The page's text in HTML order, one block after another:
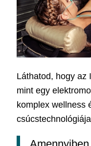
Láthatod, hogy az
mint egy
komplex wellness